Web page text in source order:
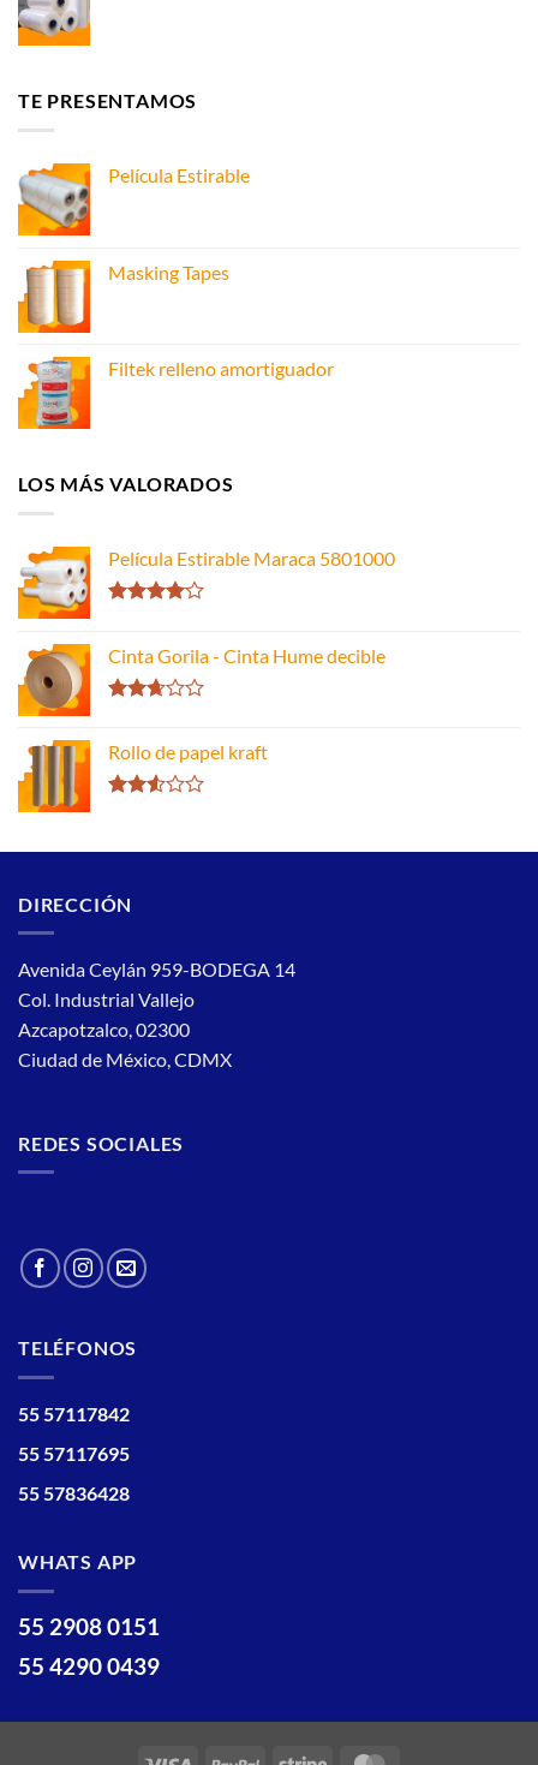
TE PRESENTAMOS
Película Estirable
Masking Tapes
Filtek relleno amortiguador
LOS MÁS VALORADOS
Película Estirable Maraca 5801000
de 5
Cinta Gorila - Cinta Hume decible
2.66
de 5
Rollo de papel kraft
2.51
DIRECCIÓN
Avenida Ceylán 959-BODEGA 14
Col. Industrial Vallejo
Azcapotzalco, 02300
Ciudad de México, CDMX
REDES SOCIALES
TELÉFONOS
55 57117842
55 57117695
55 57836428
WHATS APP
55 2908 0151
55 4290 0439